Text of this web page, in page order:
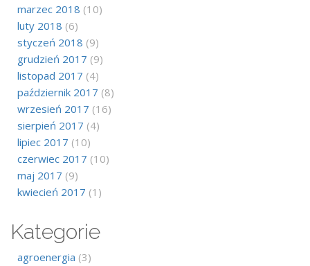
marzec 2018 (10)
luty 2018 (6)
styczeń 2018 (9)
grudzień 2017 (9)
listopad 2017 (4)
październik 2017 (8)
wrzesień 2017 (16)
sierpień 2017 (4)
lipiec 2017 (10)
czerwiec 2017 (10)
maj 2017 (9)
kwiecień 2017 (1)
Kategorie
agroenergia (3)